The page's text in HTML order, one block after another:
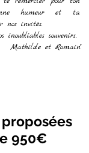
humeur et ta
nos invités.
souvenirs.
Mathilde et Romain"
950€